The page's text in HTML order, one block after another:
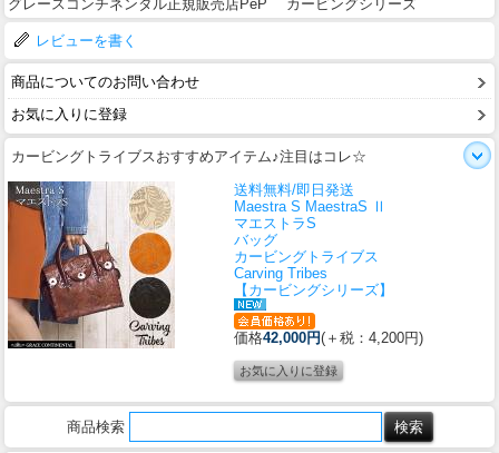
グレースコンチネンタル正規販売店PeP カービングシリーズ
レビューを書く
商品についてのお問い合わせ
お気に入りに登録
カービングトライブスおすすめアイテム♪注目はコレ☆
送料無料/即日発送
Maestra S MaestraS Ⅱ
マエストラS
バッグ
カービングトライブス
Carving Tribes
【カービングシリーズ】
価格42,000円(＋税：4,200円)
商品検索